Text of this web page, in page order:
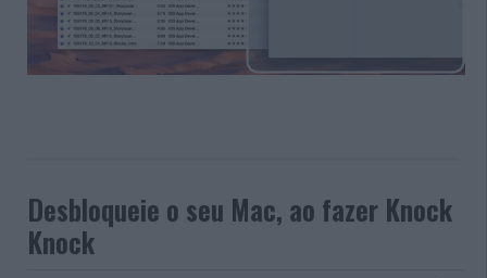
Desbloqueie o seu Mac, ao fazer Knock
Knock